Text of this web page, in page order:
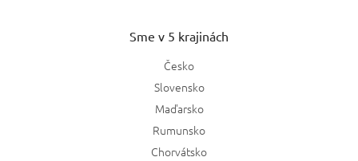
Sme v 5 krajinách
Česko
Slovensko
Maďarsko
Rumunsko
Chorvátsko